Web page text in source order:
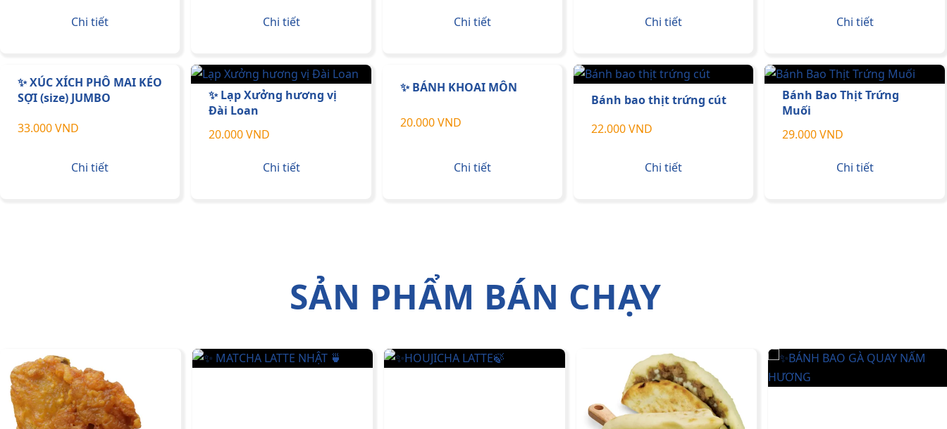
Chi tiết Chi tiết Chi tiết Chi tiết Chi tiết
✨ XÚC XÍCH PHÔ MAI KÉO
SỢI (size) JUMBO
33.000 VND
Chi tiết
✨ Lạp Xưởng hương vị
Đài Loan
20.000 VND
Chi tiết
✨ BÁNH KHOAI MÔN
20.000 VND
Chi tiết
Bánh bao thịt trứng cút
22.000 VND
Chi tiết
Bánh Bao Thịt Trứng
Muối
29.000 VND
Chi tiết
SẢN PHẨM BÁN CHẠY